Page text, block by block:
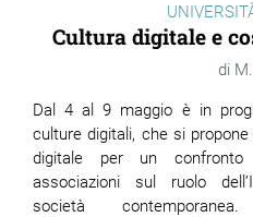
Cultura digitale e
Dal 4 al 9 maggio è in
culture digitali, che si
digitale per un
associazioni sul ruolo
società